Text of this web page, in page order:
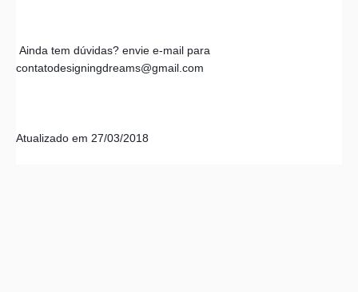
contatodesigningdreams@gmail.com
Atualizado em 27/03/2018